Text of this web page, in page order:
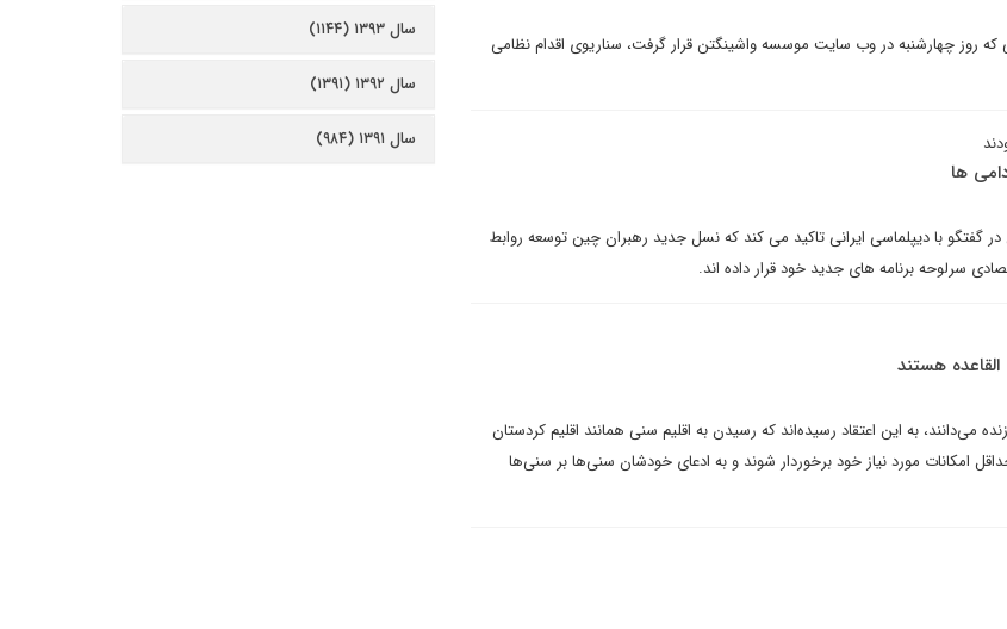
که روز چهارشنبه در وب سایت موسسه واشینگتن قرار گرفت، سناریوی اقدام نظامی
ها
با دیپلماسی ایرانی تاکید می کند که نسل جدید رهبران چین توسعه روابط
سرلوحه برنامه های جدید خود قرار داده اند.
هستند
می‌دانند، به این اعتقاد رسیده‌اند که رسیدن به اقلیم سنی همانند اقلیم کردستان
امکانات مورد نیاز خود برخوردار شوند و به ادعای خودشان سنی‌ها بر سنی‌ها
سال ۱۳۹۳ (۱۱۴۴)
سال ۱۳۹۲ (۱۳۹۱)
سال ۱۳۹۱ (۹۸۴)